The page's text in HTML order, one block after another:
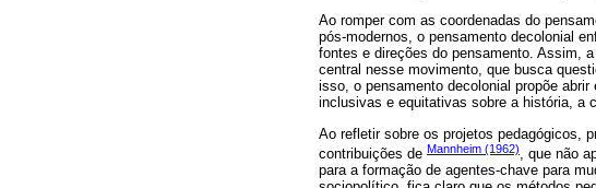
Ao romper com as coordenadas do
pós-modernos, o pensamento decolonial
fontes e direções do pensamento. Assim,
central nesse movimento, que busca
isso, o pensamento decolonial propõe
inclusivas e equitativas sobre a história, a
Ao refletir sobre os projetos pedagógicos,
contribuições de Mannheim (1962)
, que não
para a formação de agentes-chave para